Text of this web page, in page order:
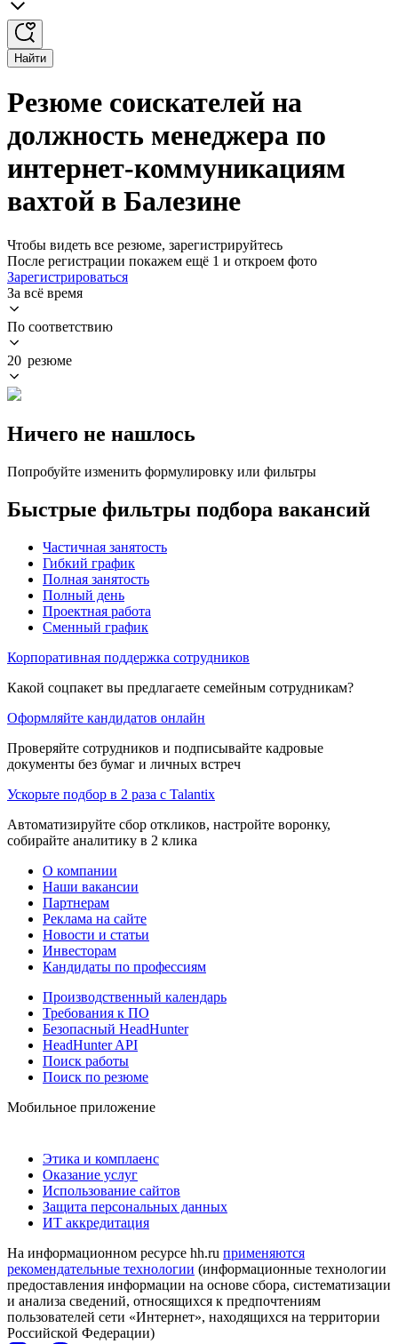
Найти
Резюме соискателей на
должность менеджера по
интернет-коммуникациям
вахтой в Балезине
Чтобы видеть все резюме, зарегистрируйтесь
После регистрации покажем ещё 1 и откроем фото
Зарегистрироваться
За всё время
По соответствию
20 резюме
Ничего не нашлось
Попробуйте изменить формулировку или фильтры
Быстрые фильтры подбора вакансий
Частичная занятость
Гибкий график
Полная занятость
Полный день
Проектная работа
Сменный график
Корпоративная поддержка сотрудников
Какой соцпакет вы предлагаете семейным сотрудникам?
Оформляйте кандидатов онлайн
Проверяйте сотрудников и подписывайте кадровые
документы без бумаг и личных встреч
Ускорьте подбор в 2 раза с Talantix
Автоматизируйте сбор откликов, настройте воронку,
собирайте аналитику в 2 клика
О компании
Наши вакансии
Партнерам
Реклама на сайте
Новости и статьи
Инвесторам
Кандидаты по профессиям
Производственный календарь
Требования к ПО
Безопасный HeadHunter
HeadHunter API
Поиск работы
Поиск по резюме
Мобильное приложение
Этика и комплаенс
Оказание услуг
Использование сайтов
Защита персональных данных
ИТ аккредитация
На информационном ресурсе hh.ru применяются
рекомендательные технологии (информационные технологии
предоставления информации на основе сбора, систематизации
и анализа сведений, относящихся к предпочтениям
пользователей сети «Интернет», находящихся на территории
Российской Федерации)